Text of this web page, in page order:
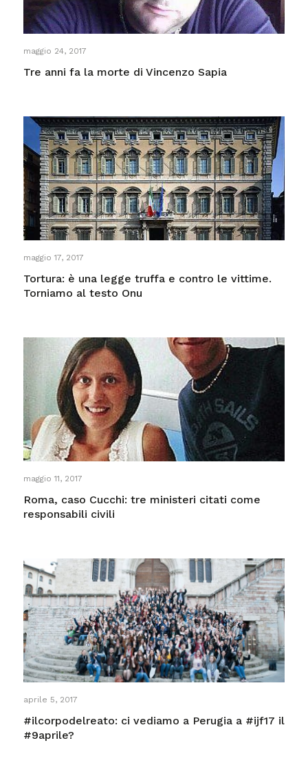
maggio 24, 2017
Tre anni fa la morte di Vincenzo Sapia
maggio 17, 2017
Tortura: è una legge truffa e contro le vittime.
Torniamo al testo Onu
maggio 11, 2017
Roma, caso Cucchi: tre ministeri citati come
responsabili civili
aprile 5, 2017
#ilcorpodelreato: ci vediamo a Perugia a #ijf17 il
#9aprile?